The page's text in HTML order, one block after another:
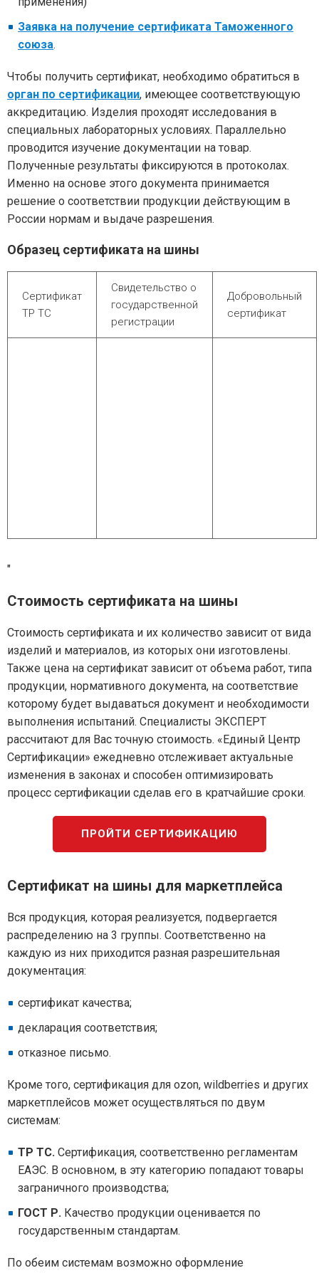
Заявка на получение сертификата Таможенного
союза.
Чтобы получить сертификат, необходимо обратиться в
орган по сертификации, имеющее соответствующую
аккредитацию. Изделия проходят исследования в
специальных лабораторных условиях. Параллельно
проводится изучение документации на товар.
Полученные результаты фиксируются в протоколах.
Именно на основе этого документа принимается
решение о соответствии продукции действующим в
России нормам и выдаче разрешения.
Образец сертификата на шины
Сертификат
ТР ТС
Свидетельство о
государственной
регистрации
Добровольный
сертификат
"
Стоимость сертификата на шины
Стоимость сертификата и их количество зависит от вида
изделий и материалов, из которых они изготовлены.
Также цена на сертификат зависит от объема работ, типа
продукции, нормативного документа, на соответствие
которому будет выдаваться документ и необходимости
выполнения испытаний. Специалисты ЭКСПЕРТ
рассчитают для Вас точную стоимость. «Единый Центр
Сертификации» ежедневно отслеживает актуальные
изменения в законах и способен оптимизировать
процесс сертификации сделав его в кратчайшие сроки.
ПРОЙТИ СЕРТИФИКАЦИЮ
Сертификат на шины для маркетплейса
Вся продукция, которая реализуется, подвергается
распределению на 3 группы. Соответственно на
каждую из них приходится разная разрешительная
документация:
сертификат качества;
декларация соответствия;
отказное письмо.
Кроме того, сертификация для ozon, wildberries и других
маркетплейсов может осуществляться по двум
системам:
ТР ТС. Сертификация, соответственно регламентам
ЕАЭС. В основном, в эту категорию попадают товары
заграничного производства;
ГОСТ Р. Качество продукции оценивается по
государственным стандартам.
По обеим системам возможно оформление